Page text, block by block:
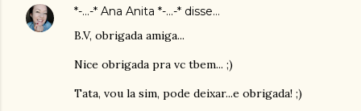
*-...-* Ana Anita *-...-* disse…
B.V, obrigada amiga...
Nice obrigada pra vc tbem... ;)
Tata, vou la sim, pode deixar...e obrigada! ;)